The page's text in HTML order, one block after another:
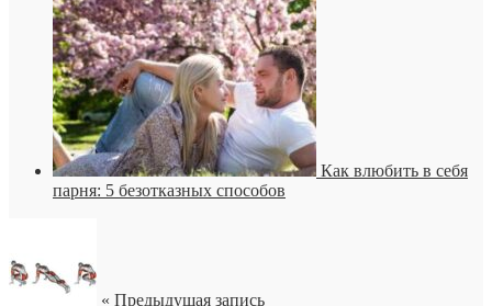
Как влюбить в себя
парня: 5 безотказных способов
« Предыдущая запись